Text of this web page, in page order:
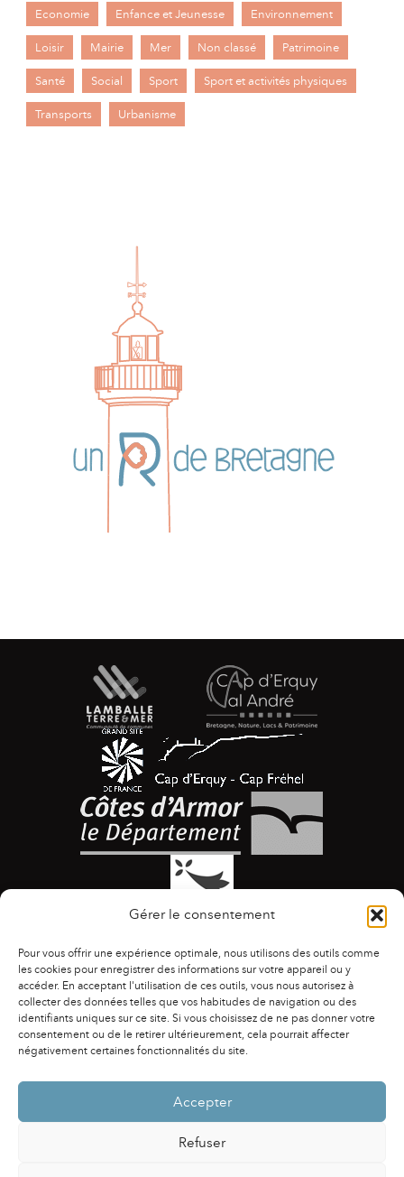
Gérer le consentement
Pour vous offrir une expérience optimale, nous utilisons des outils comme
les cookies pour enregistrer des informations sur votre appareil ou y
accéder. En acceptant l'utilisation de ces outils, vous nous autorisez à
collecter des données telles que vos habitudes de navigation ou des
identifiants uniques sur ce site. Si vous choisissez de ne pas donner votre
consentement ou de le retirer ultérieurement, cela pourrait affecter
négativement certaines fonctionnalités du site.
Accepter
Refuser
Economie Enfance et Jeunesse Environnement
Loisir Mairie Mer Non classé Patrimoine
Santé Social Sport Sport et activités physiques
Transports Urbanisme
ACCESSIBILITÉ | AGENDA | ASSOCIATIONS
|
CONTACTS
PUBLICATIONS ESPACE PRESSE